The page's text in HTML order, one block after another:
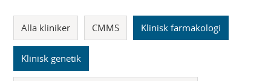
Alla kliniker CMMS Klinisk farmakologi
Klinisk genetik